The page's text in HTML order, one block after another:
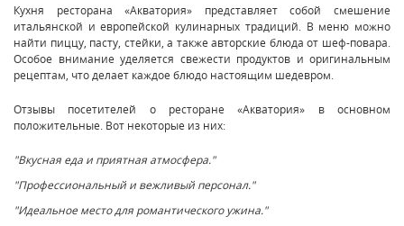
Кухня ресторана «Акватория» представляет собой смешение
итальянской и европейской кулинарных традиций. В меню можно
найти пиццу, пасту, стейки, а также авторские блюда от шеф-повара.
Особое внимание уделяется свежести продуктов и оригинальным
рецептам, что делает каждое блюдо настоящим шедевром.
Отзывы посетителей о ресторане «Акватория» в основном
положительные. Вот некоторые из них:
"Вкусная еда и приятная атмосфера."
"Профессиональный и вежливый персонал."
"Идеальное место для романтического ужина."